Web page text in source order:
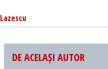
Lazescu
DE ACELAȘI AUTOR